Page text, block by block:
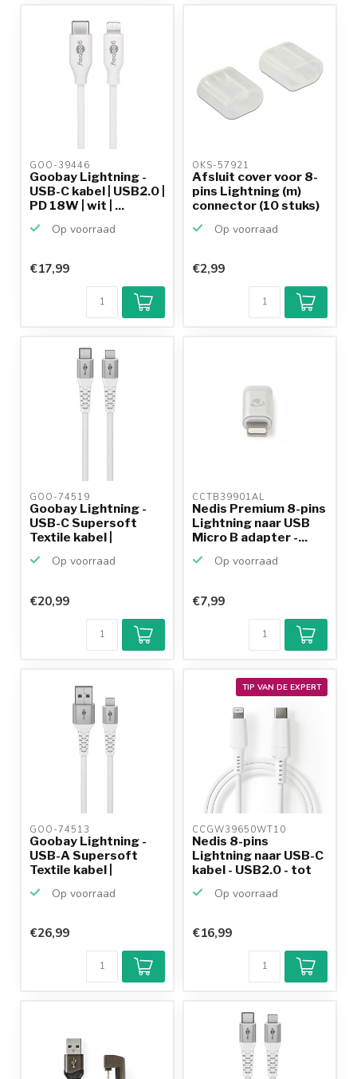
GOO-39446
Goobay Lightning -
USB-C kabel | USB2.0 |
PD 18W | wit | ...
Op voorraad
€17,99
OKS-57921
Afsluit cover voor 8-
pins Lightning (m)
connector (10 stuks)
Op voorraad
€2,99
GOO-74519
Goobay Lightning -
USB-C Supersoft
Textile kabel |
Op voorraad
€20,99
CCTB39901AL
Nedis Premium 8-pins
Lightning naar USB
Micro B adapter -...
Op voorraad
€7,99
GOO-74513
Goobay Lightning -
USB-A Supersoft
Textile kabel |
Op voorraad
€26,99
TIP VAN DE EXPERT
CCGW39650WT10
Nedis 8-pins
Lightning naar USB-C
kabel - USB2.0 - tot
Op voorraad
€16,99